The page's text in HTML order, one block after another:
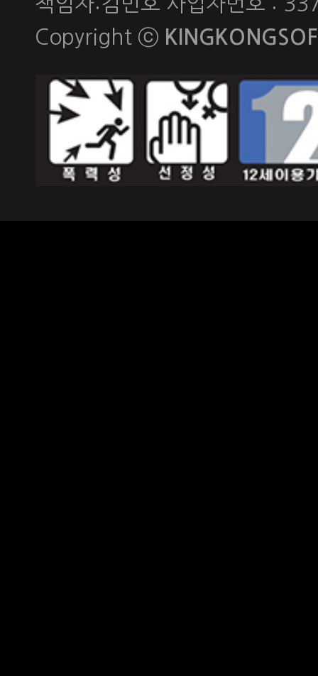
Copyright ⓒ